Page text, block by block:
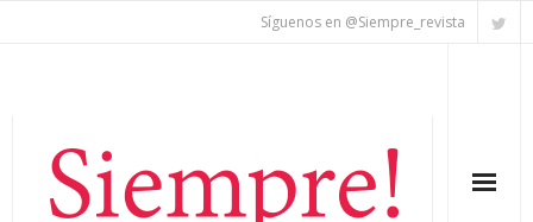
Síguenos en @Siempre_revista